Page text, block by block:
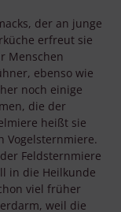
der an junge
erfreut sie
Menschen
ebenso wie
noch einige
die der
heißt sie
Vogelsternmiere.
Feldsternmiere
in die Heilkunde
viel früher
weil die